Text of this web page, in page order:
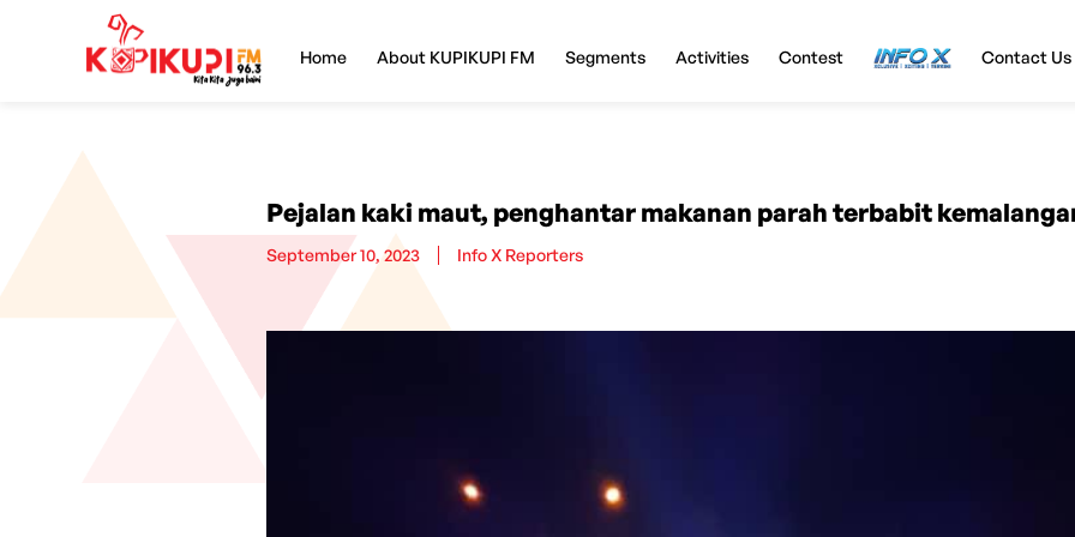
Home About KUPIKUPI FM Segments Activities Contest InfoX Contact Us
Pejalan kaki maut, penghantar makanan parah terbabit
September 10, 2023 Info X Reporters